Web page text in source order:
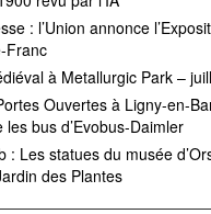
: l’Union annonce
Franc
à Metallurgic Park –
Ouvertes à Ligny-en-
bus d’Evobus-Daimler
: Les statues du musée
des Plantes